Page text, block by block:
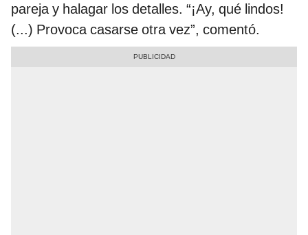
pareja y halagar los detalles. “¡Ay, qué lindos!
(...) Provoca casarse otra vez”, comentó.